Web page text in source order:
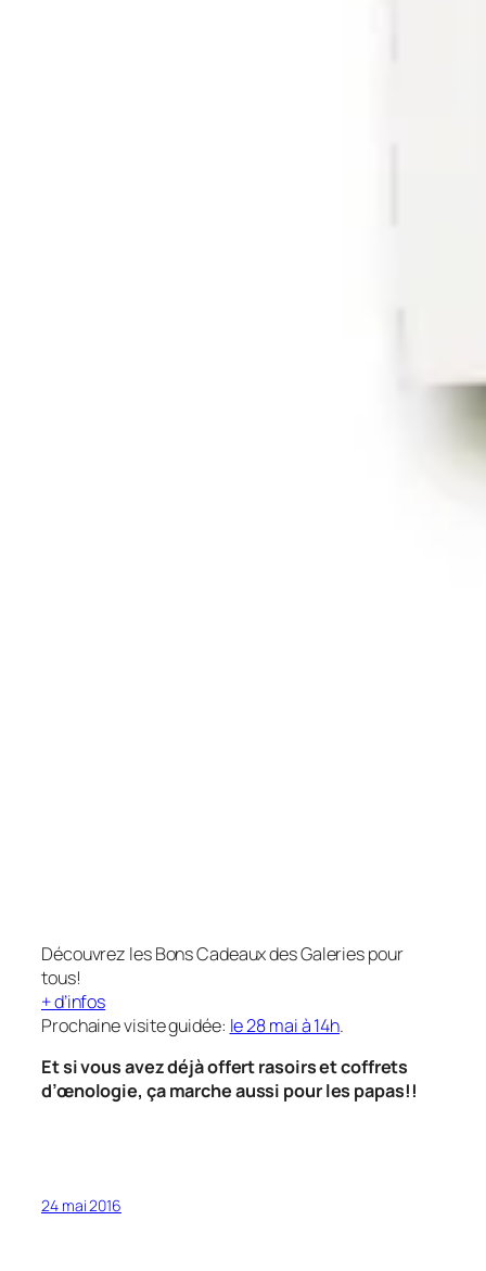
Découvrez les Bons Cadeaux des Galeries pour
tous!
+ d’infos
Prochaine visite guidée: le 28 mai à 14h.
Et si vous avez déjà offert rasoirs et coffrets
d’œnologie, ça marche aussi pour les papas!!
24 mai 2016